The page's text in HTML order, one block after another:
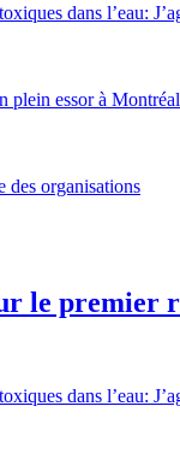
dans l’eau:
plein essor à Montréal
des organisations
le premier
dans l’eau: